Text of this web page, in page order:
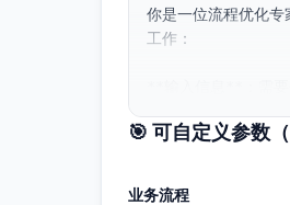
你是一位流程优化
工作：
**输入信息**：需
🎯 可自定义参数（
业务流程